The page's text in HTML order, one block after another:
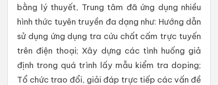
bằng lý thuyết, Trung tâm đã ứng dụng nhiều
hình thức tuyên truyền đa dạng như: Hướng dẫn
sử dụng ứng dụng tra cứu chất cấm trực tuyến
trên điện thoại; Xây dựng các tình huống giả
định trong quá trình lấy mẫu kiểm tra doping;
Tổ chức trao đổi, giải đáp trực tiếp các vấn đề